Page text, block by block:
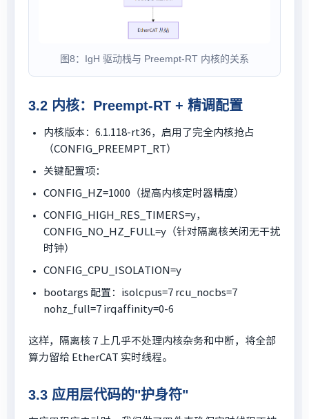
图8：IgH 驱动栈与 Preempt-RT 内核的关系
3.2 内核：Preempt-RT + 精调配置
内核版本：6.1.118-rt36，启用了完全内核抢占
（CONFIG_PREEMPT_RT）
关键配置项：
CONFIG_HZ=1000（提高内核定时器精度）
CONFIG_HIGH_RES_TIMERS=y，
CONFIG_NO_HZ_FULL=y（针对隔离核关闭无干扰
时钟）
CONFIG_CPU_ISOLATION=y
bootargs 配置：isolcpus=7 rcu_nocbs=7
nohz_full=7 irqaffinity=0-6
这样，隔离核 7 上几乎不处理内核杂务和中断，将全部
算力留给 EtherCAT 实时线程。
3.3 应用层代码的"护身符"